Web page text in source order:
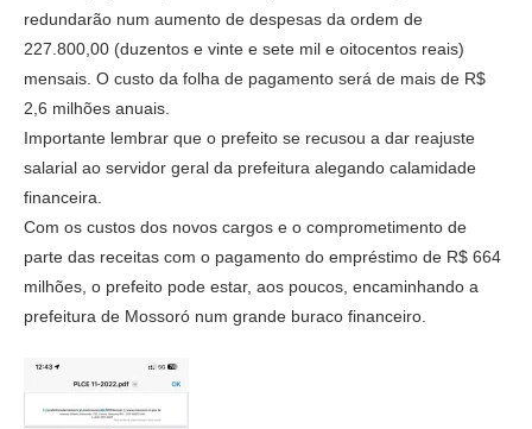
redundarão num aumento de despesas da ordem de
227.800,00 (duzentos e vinte e sete mil e oitocentos reais)
mensais. O custo da folha de pagamento será de mais de R$
2,6 milhões anuais.
Importante lembrar que o prefeito se recusou a dar reajuste
salarial ao servidor geral da prefeitura alegando calamidade
financeira.
Com os custos dos novos cargos e o comprometimento de
parte das receitas com o pagamento do empréstimo de R$ 664
milhões, o prefeito pode estar, aos poucos, encaminhando a
prefeitura de Mossoró num grande buraco financeiro.